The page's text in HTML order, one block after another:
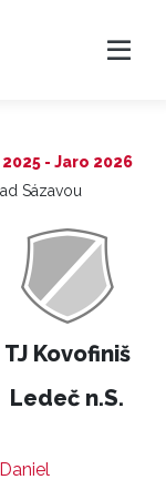
- Jaro 2026
Sázavou
TJ Kovofiniš
Ledeč n.S.